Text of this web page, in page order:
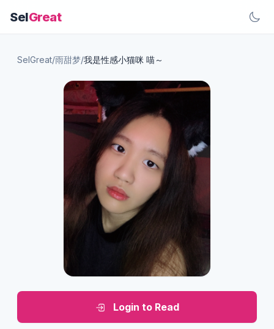
SelGreat
SelGreat/雨甜梦/我是性感小猫咪 喵～
Login to Read